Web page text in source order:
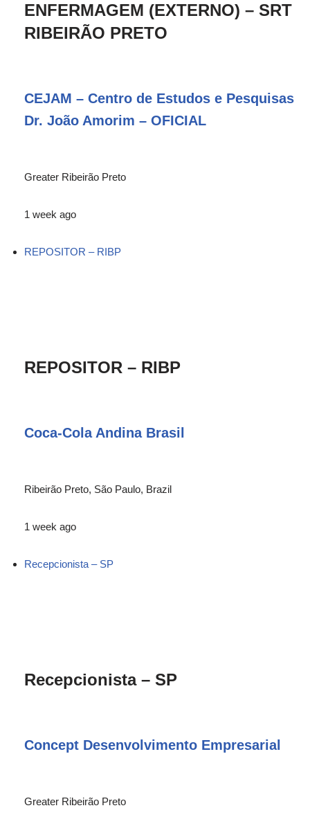
ENFERMAGEM (EXTERNO) – SRT
RIBEIRÃO PRETO
CEJAM – Centro de Estudos e Pesquisas
Dr. João Amorim – OFICIAL
Greater Ribeirão Preto
1 week ago
REPOSITOR – RIBP
REPOSITOR – RIBP
Coca-Cola Andina Brasil
Ribeirão Preto, São Paulo, Brazil
1 week ago
Recepcionista – SP
Recepcionista – SP
Concept Desenvolvimento Empresarial
Greater Ribeirão Preto